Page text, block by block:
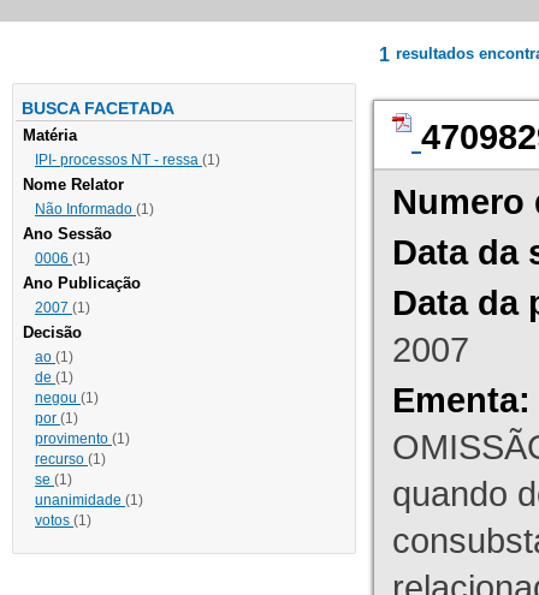
BUSCA FACETADA
Matéria
IPI- processos NT - ressa (1)
Nome Relator
Não Informado (1)
Ano Sessão
0006 (1)
Ano Publicação
2007 (1)
Decisão
ao (1)
de (1)
negou (1)
por (1)
provimento (1)
recurso (1)
se (1)
unanimidade (1)
votos (1)
1 resultados
Numero
Data da
Data da
2007
Ementa:
quando